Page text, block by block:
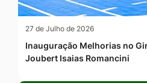
27 de Julho de 2026
Inauguração Melhorias no
Joubert Isaias Romancini